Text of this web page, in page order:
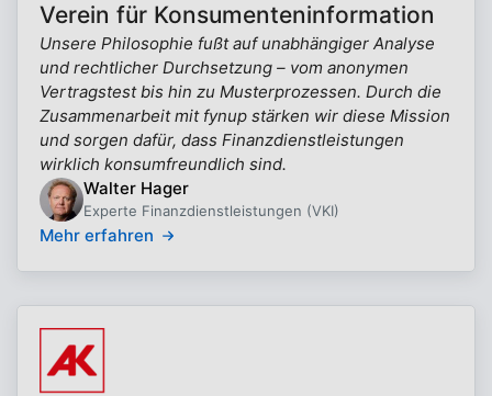
Verein für Konsumenteninformation
Unsere Philosophie fußt auf unabhängiger Analyse
und rechtlicher Durchsetzung – vom anonymen
Vertragstest bis hin zu Musterprozessen. Durch die
Zusammenarbeit mit fynup stärken wir diese Mission
und sorgen dafür, dass Finanzdienstleistungen
wirklich konsumfreundlich sind.
Walter Hager
Experte Finanzdienstleistungen (VKI)
Mehr erfahren